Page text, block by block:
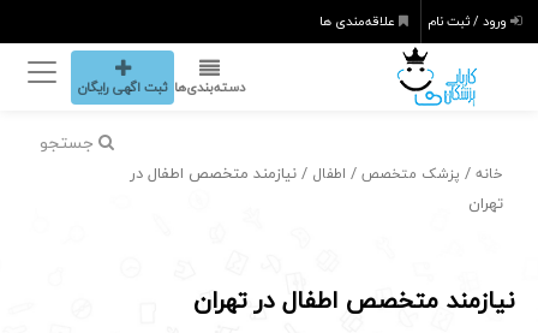
ورود / ثبت نام علاقه‌مندی ها
دسته‌بندی‌ها ثبت اگهی رایگان
جستجو
خانه / پزشک متخصص / اطفال / نیازمند متخصص اطفال در
تهران
نیازمند متخصص اطفال در تهران